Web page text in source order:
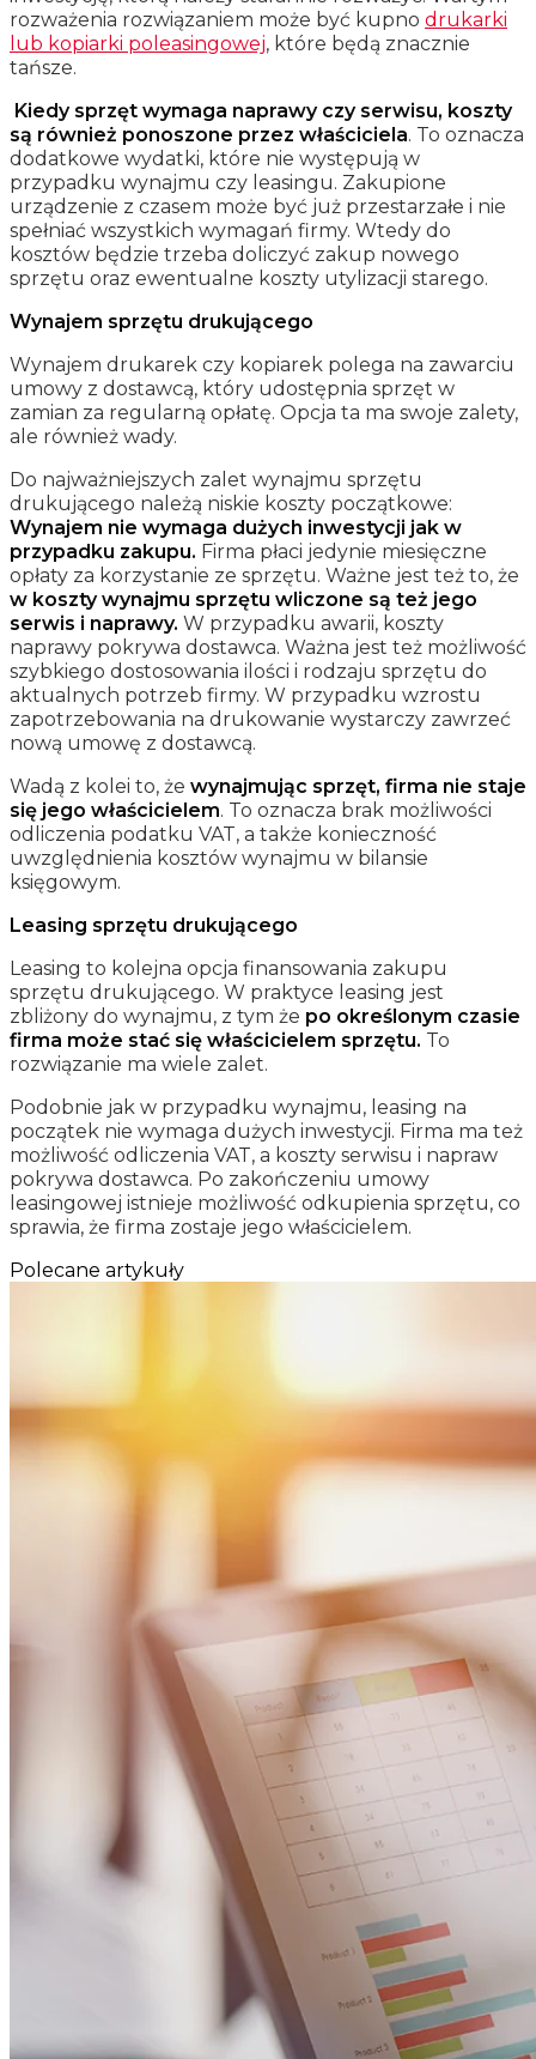
rozważenia rozwiązaniem może być kupno drukarki
lub kopiarki poleasingowej, które będą znacznie
tańsze.
Kiedy sprzęt wymaga naprawy czy serwisu, koszty
są również ponoszone przez właściciela. To oznacza
dodatkowe wydatki, które nie występują w
przypadku wynajmu czy leasingu. Zakupione
urządzenie z czasem może być już przestarzałe i nie
spełniać wszystkich wymagań firmy. Wtedy do
kosztów będzie trzeba doliczyć zakup nowego
sprzętu oraz ewentualne koszty utylizacji starego.
Wynajem sprzętu drukującego
Wynajem drukarek czy kopiarek polega na zawarciu
umowy z dostawcą, który udostępnia sprzęt w
zamian za regularną opłatę. Opcja ta ma swoje zalety,
ale również wady.
Do najważniejszych zalet wynajmu sprzętu
drukującego należą niskie koszty początkowe:
Wynajem nie wymaga dużych inwestycji jak w
przypadku zakupu. Firma płaci jedynie miesięczne
opłaty za korzystanie ze sprzętu. Ważne jest też to, że
w koszty wynajmu sprzętu wliczone są też jego
serwis i naprawy. W przypadku awarii, koszty
naprawy pokrywa dostawca. Ważna jest też możliwość
szybkiego dostosowania ilości i rodzaju sprzętu do
aktualnych potrzeb firmy. W przypadku wzrostu
zapotrzebowania na drukowanie wystarczy zawrzeć
nową umowę z dostawcą.
Wadą z kolei to, że wynajmując sprzęt, firma nie staje
się jego właścicielem. To oznacza brak możliwości
odliczenia podatku VAT, a także konieczność
uwzględnienia kosztów wynajmu w bilansie
księgowym.
Leasing sprzętu drukującego
Leasing to kolejna opcja finansowania zakupu
sprzętu drukującego. W praktyce leasing jest
zbliżony do wynajmu, z tym że po określonym czasie
firma może stać się właścicielem sprzętu. To
rozwiązanie ma wiele zalet.
Podobnie jak w przypadku wynajmu, leasing na
początek nie wymaga dużych inwestycji. Firma ma też
możliwość odliczenia VAT, a koszty serwisu i napraw
pokrywa dostawca. Po zakończeniu umowy
leasingowej istnieje możliwość odkupienia sprzętu, co
sprawia, że firma zostaje jego właścicielem.
Polecane artykuły